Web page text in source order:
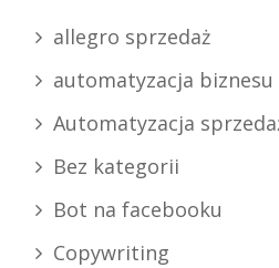
allegro sprzedaż
automatyzacja biznesu
Automatyzacja
Bez kategorii
Bot na facebooku
Copywriting